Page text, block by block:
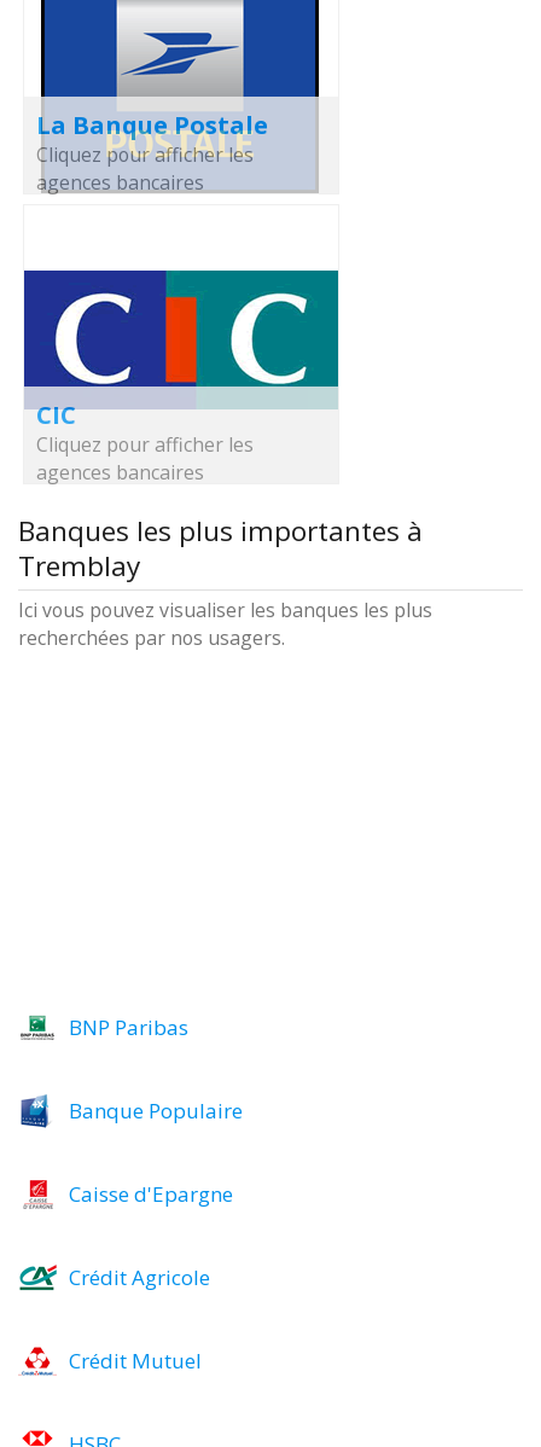
La Banque Postale
Cliquez pour afficher les
agences bancaires
CIC
Cliquez pour afficher les
agences bancaires
Banques les plus importantes à
Tremblay
Ici vous pouvez visualiser les banques les plus
recherchées par nos usagers.
BNP Paribas
Banque Populaire
Caisse d'Epargne
Crédit Agricole
Crédit Mutuel